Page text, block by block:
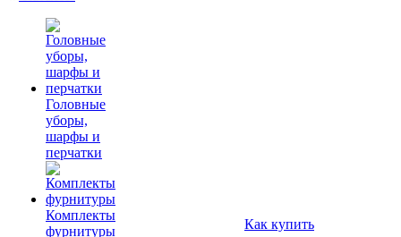
Головные
уборы,
шарфы и
перчатки
Комплекты
фурнитуры
Как купить